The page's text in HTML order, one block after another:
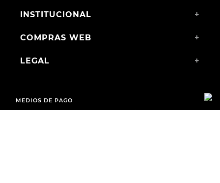
INSTITUCIONAL +
COMPRAS WEB +
LEGAL +
MEDIOS DE PAGO